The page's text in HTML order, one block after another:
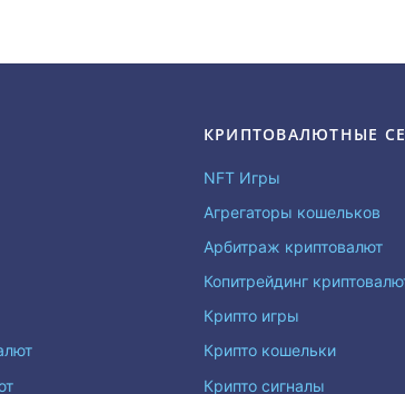
КРИПТОВАЛЮТНЫЕ
NFT Игры
Агрегаторы кошельков
Арбитраж криптовалют
Копитрейдинг
Крипто игры
Крипто кошельки
Крипто сигналы